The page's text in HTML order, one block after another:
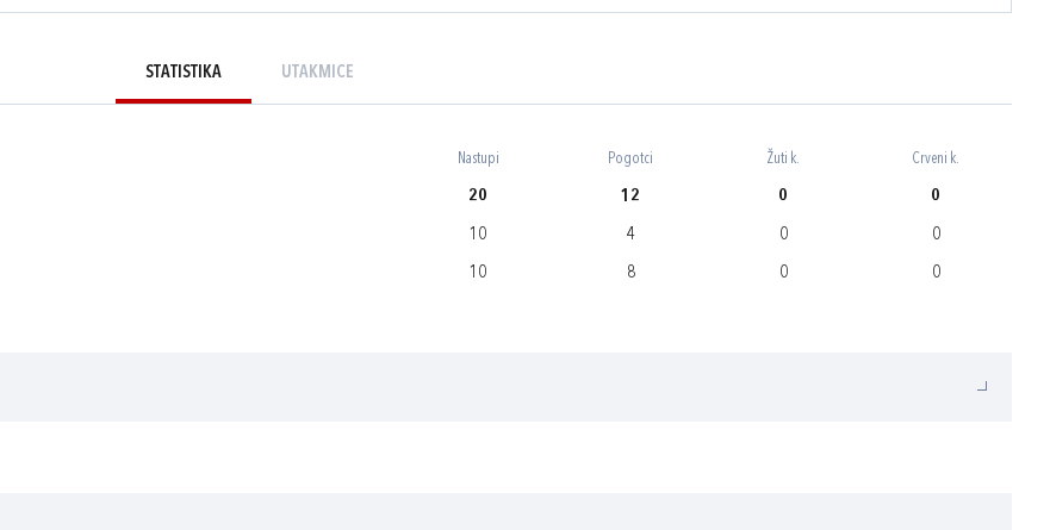
STATISTIKA UTAKMICE
Nastupi Pogotci Žuti k. Crveni k.
20 12 0 0
10 4 0 0
10 8 0 0